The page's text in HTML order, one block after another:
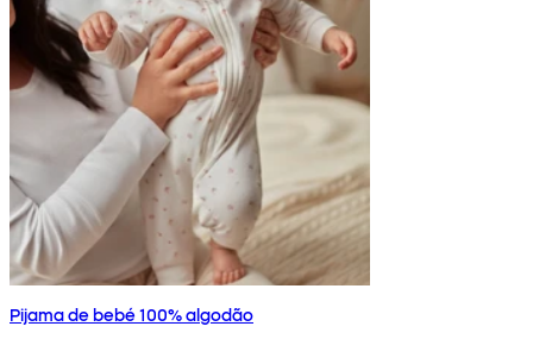
Pijama de bebé 100% algodão